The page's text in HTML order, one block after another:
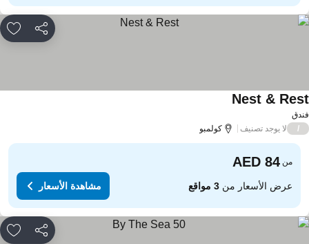
مشاركة
Nest &مشاهدة الأسعار
لا يوجد تصنيف كولمبو
من
عرض الأسعار من3 مواقع مشاهدة الأسعار
مشاركة